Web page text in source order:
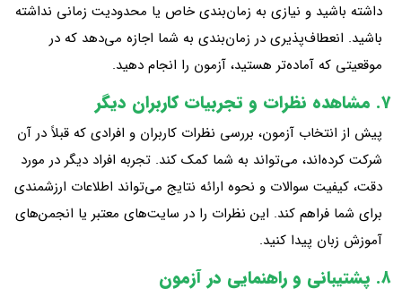
داشته باشید و نیازی به زمان‌بندی خاص یا محدودیت زمانی نداشته
باشید. انعطاف‌پذیری در زمان‌بندی به شما اجازه می‌دهد که در
موقعیتی که آماده‌تر هستید، آزمون را انجام دهید.
۷. مشاهده نظرات و تجربیات کاربران دیگر
پیش از انتخاب آزمون، بررسی نظرات کاربران و افرادی که قبلاً در آن
شرکت کرده‌اند، می‌تواند به شما کمک کند. تجربه افراد دیگر در مورد
دقت، کیفیت سوالات و نحوه ارائه نتایج می‌تواند اطلاعات ارزشمندی
برای شما فراهم کند. این نظرات را در سایت‌های معتبر یا انجمن‌های
آموزش زبان پیدا کنید.
۸. پشتیبانی و راهنمایی در آزمون